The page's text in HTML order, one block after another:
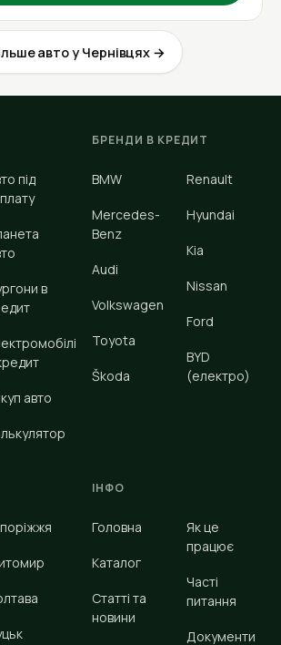
авто у Чернівцях →
під
в
авто
БРЕНДИ В КРЕДИТ
BMW
Mercedes-
Benz
Audi
Volkswagen
Toyota
Škoda
Renault
Hyundai
Kia
Nissan
Ford
BYD
(електро)
ІНФО
Головна
Каталог
Статті та
новини
Як це
працює
Часті
питання
Документи